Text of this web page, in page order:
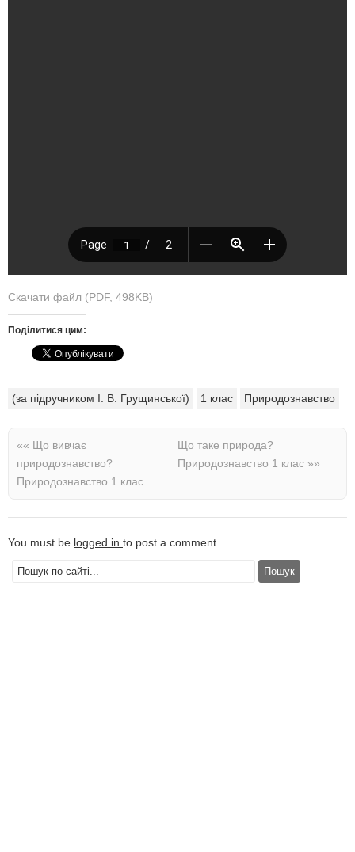
Скачати файл (PDF, 498KB)
Поділитися цим:
(за підручником І. В. Грущинської) 1 клас Природознавство
«« Що вивчає
природознавство?
Природознавство 1 клас
Що таке природа?
Природознавство 1 клас »»
You must be logged in to post a comment.